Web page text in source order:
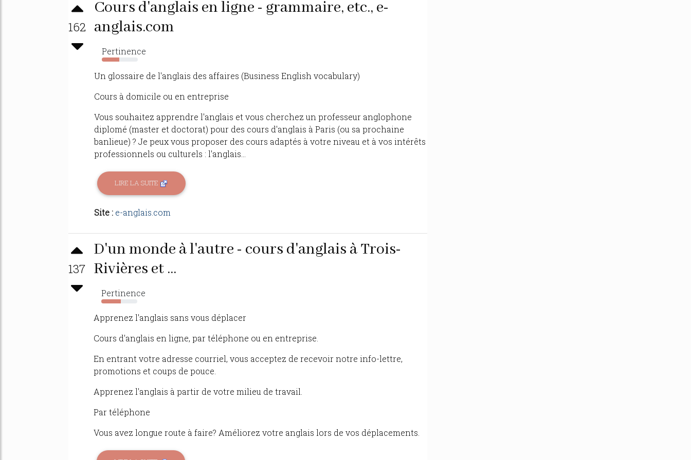
162
Cours d'anglais en ligne - grammaire, etc., e-
anglais.com
Pertinence
49%
Un glossaire de l'anglais des affaires (Business English vocabulary)
Cours à domicile ou en entreprise
Vous souhaitez apprendre l'anglais et vous cherchez un professeur anglophone
diplomé (master et doctorat) pour des cours d'anglais à Paris (ou sa prochaine
banlieue) ? Je peux vous proposer des cours adaptés à votre niveau et à vos intérêts
professionnels ou culturels : l'anglais...
LIRE LA SUITE
Site : e-anglais.com
137
D'un monde à l'autre - cours d'anglais à Trois-
Rivières et ...
Pertinence
54%
Apprenez l'anglais sans vous déplacer
Cours d'anglais en ligne, par téléphone ou en entreprise.
En entrant votre adresse courriel, vous acceptez de recevoir notre info-lettre,
promotions et coups de pouce.
Apprenez l'anglais à partir de votre milieu de travail.
Par téléphone
Vous avez longue route à faire? Améliorez votre anglais lors de vos déplacements.